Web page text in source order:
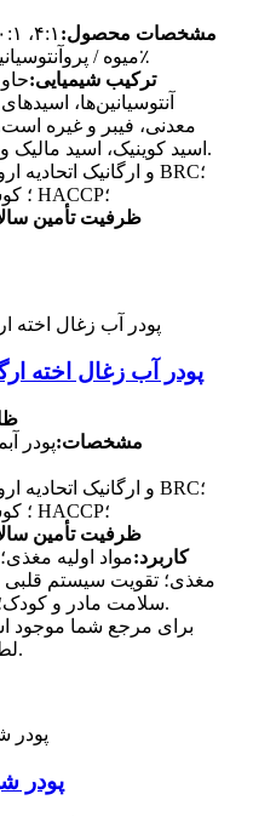
مشخصات محصول:
میوه / پروآنتوسیانیدین‌ها ۱۰٪، ۲۵٪، ۵۰٪
ترکیب شیمیایی:
آنتوسیانین‌ها،
معدنی، فیبر و غیره
اسید کوینیک، اسید مالیک و اسید سیتریک هستند.
ISO22000؛ کوشر؛ حلال؛ HACCP؛
ظرفیت تأمین
پودر آب زغال اخته
مشخصات:
ISO22000؛ کوشر؛ حلال؛ HACCP؛
ظرفیت تأمین
کاربرد:مواد اولیه
مغذی؛ تقویت سیستم قلبی
سلامت مادر و کودک؛ غذای وگان و گیاهی.
برای مرجع شما موجود
لطفا با ما تماس بگیرید.
پودر